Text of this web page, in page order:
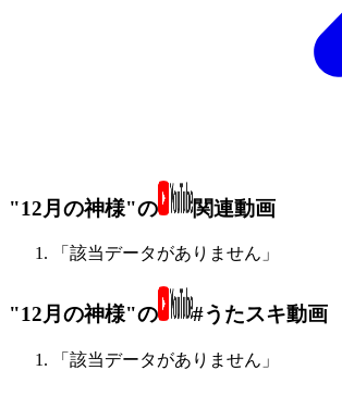
"12月の神様"の 関連動画
「該当データがありません」
"12月の神様"の #うたスキ動画
「該当データがありません」